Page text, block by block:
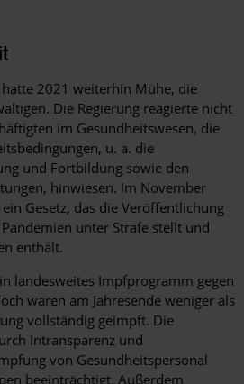
2021 weiterhin Mühe, die
Die Regierung reagierte nicht
im Gesundheitswesen, die
u. a. die
und Fortbildung sowie den
hinwiesen. Im November
Gesetz, das die Veröffentlichung
unter Strafe stellt und
enthält.
landesweites Impfprogramm gegen
waren am Jahresende weniger als
vollständig geimpft. Die
Intransparenz und
von Gesundheitspersonal
beeinträchtigt. Außerdem